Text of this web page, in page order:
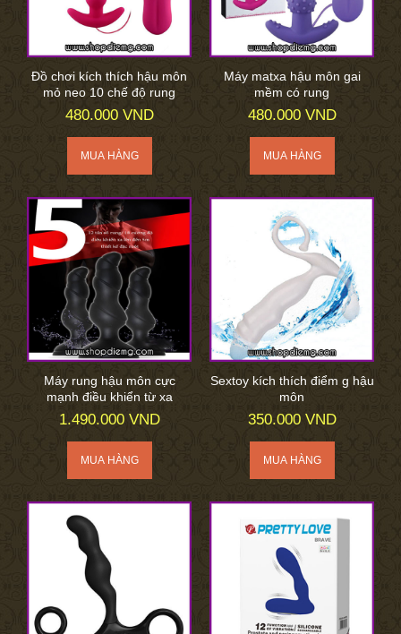
Đồ chơi kích thích hậu môn
mỏ neo 10 chế độ rung
480.000 VND
Máy matxa hậu môn gai
mềm có rung
480.000 VND
Máy rung hậu môn cực
mạnh điều khiển từ xa
1.490.000 VND
Sextoy kích thích điểm g hậu
môn
350.000 VND